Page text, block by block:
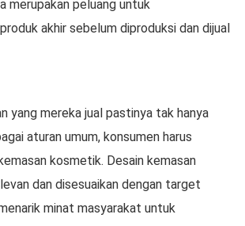
merupakan peluang untuk
akhir sebelum diproduksi dan dijual
yang mereka jual pastinya tak hanya
aturan umum, konsumen harus
kosmetik. Desain kemasan
dan disesuaikan dengan target
minat masyarakat untuk